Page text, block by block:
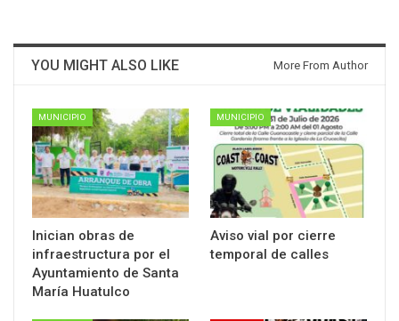
YOU MIGHT ALSO LIKE More From Author
MUNICIPIO
Inician obras de
infraestructura por el
Ayuntamiento de Santa
María Huatulco
MUNICIPIO
Aviso vial por cierre
temporal de calles